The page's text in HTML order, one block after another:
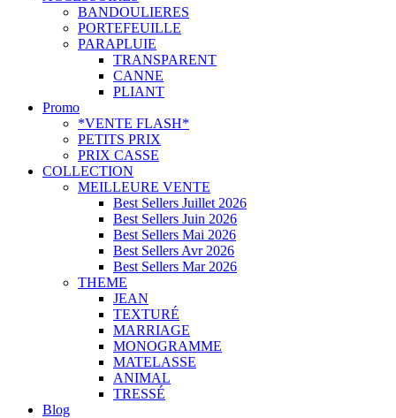
BANDOULIERES
PORTEFEUILLE
PARAPLUIE
TRANSPARENT
CANNE
PLIANT
Promo
*VENTE FLASH*
PETITS PRIX
PRIX CASSE
COLLECTION
MEILLEURE VENTE
Best Sellers Juillet 2026
Best Sellers Juin 2026
Best Sellers Mai 2026
Best Sellers Avr 2026
Best Sellers Mar 2026
THEME
JEAN
TEXTURÉ
MARRIAGE
MONOGRAMME
MATELASSE
ANIMAL
TRESSÉ
Blog